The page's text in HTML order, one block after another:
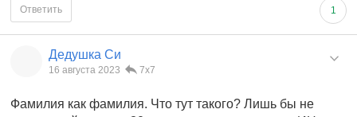
1
Ответить
Дедушка Си
16 августа 2023 7x7
Фамилия как фамилия. Что тут такого? Лишь бы не